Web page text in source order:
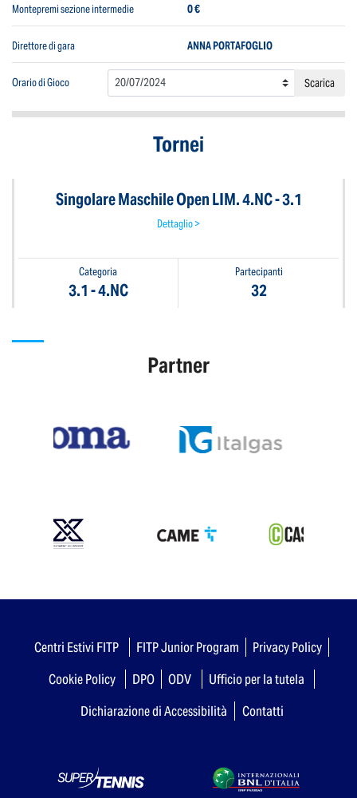
Montepremi sezione intermedie 0 €
Direttore di gara ANNA PORTAFOGLIO
Orario di Gioco Scarica
Tornei
Singolare Maschile Open LIM. 4.NC - 3.1
Dettaglio >
Categoria
3.1 - 4.NC
Partecipanti
32
Partner
Centri Estivi FITP FITP Junior Program
Privacy Policy
Cookie Policy
DPO ODV
Ufficio per la tutela
Dichiarazione di Accessibilità
Contatti